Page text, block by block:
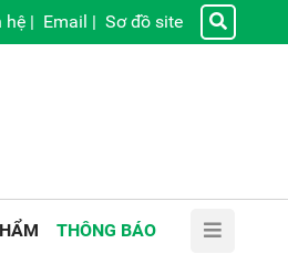
hệ | Email | Sơ đồ site
THÔNG BÁO